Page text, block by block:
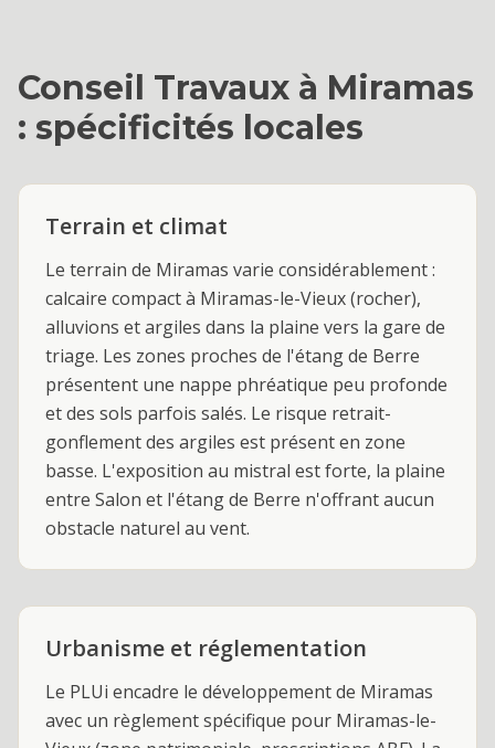
Conseil Travaux à Miramas
: spécificités locales
Terrain et climat
Le terrain de Miramas varie considérablement :
calcaire compact à Miramas-le-Vieux (rocher),
alluvions et argiles dans la plaine vers la gare de
triage. Les zones proches de l'étang de Berre
présentent une nappe phréatique peu profonde
et des sols parfois salés. Le risque retrait-
gonflement des argiles est présent en zone
basse. L'exposition au mistral est forte, la plaine
entre Salon et l'étang de Berre n'offrant aucun
obstacle naturel au vent.
Urbanisme et réglementation
Le PLUi encadre le développement de Miramas
avec un règlement spécifique pour Miramas-le-